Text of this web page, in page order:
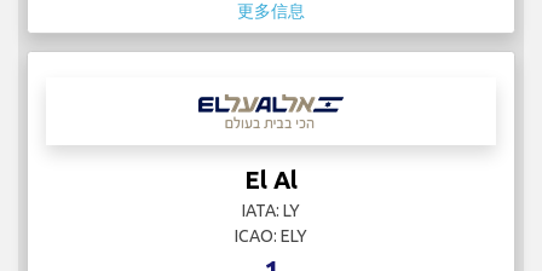
更多信息
El Al
IATA: LY
ICAO: ELY